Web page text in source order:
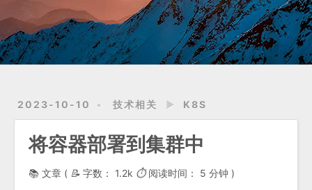
2023-10-10 技术相关 ► K8S
将容器部署到集群中
📚 文章 ( 📝 字数： 1.2k ⏱ 阅读时间： 5 分钟 )